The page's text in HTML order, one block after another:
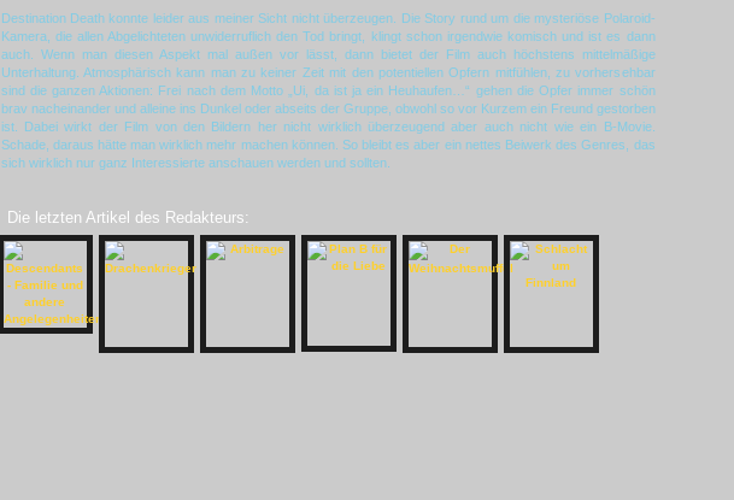
Destination Death konnte leider aus meiner Sicht nicht überzeugen. Die Story rund um die mysteriöse Polaroid-
Kamera, die allen Abgelichteten unwiderruflich den Tod bringt, klingt schon irgendwie komisch und ist es dann
auch. Wenn man diesen Aspekt mal außen vor lässt, dann bietet der Film auch höchstens mittelmäßige
Unterhaltung. Atmosphärisch kann man zu keiner Zeit mit den potentiellen Opfern mitfühlen, zu vorhersehbar
sind die ganzen Aktionen: Frei nach dem Motto „Ui, da ist ja ein Heuhaufen…“ gehen die Opfer immer schön
brav nacheinander und alleine ins Dunkel oder abseits der Gruppe, obwohl so vor Kurzem ein Freund gestorben
ist. Dabei wirkt der Film von den Bildern her nicht wirklich überzeugend aber auch nicht wie ein B-Movie.
Schade, daraus hätte man wirklich mehr machen können. So bleibt es aber ein nettes Beiwerk des Genres, das
sich wirklich nur ganz Interessierte anschauen werden und sollten.
Die letzten Artikel des Redakteurs: